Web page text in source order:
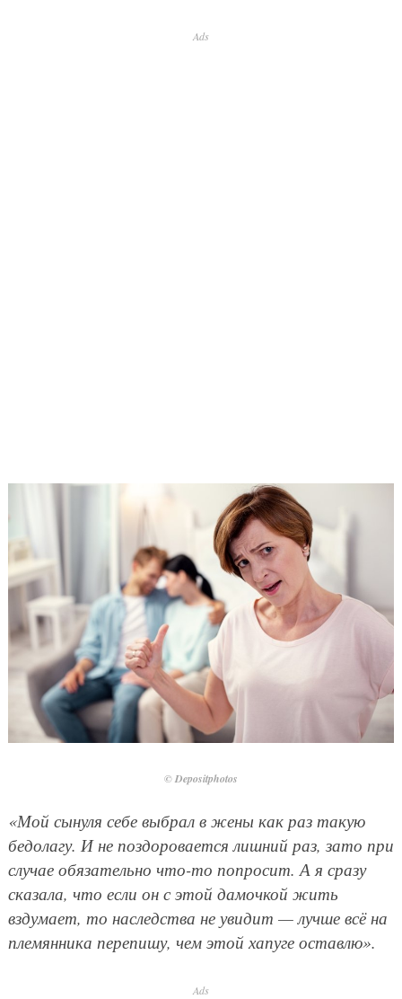
Ads
© Depositphotos
«Мой сынуля себе выбрал в жены как раз такую
бедолагу. И не поздоровается лишний раз, зато при
случае обязательно что-то попросит. А я сразу
сказала, что если он с этой дамочкой жить
вздумает, то наследства не увидит — лучше всё на
племянника перепишу, чем этой хапуге оставлю».
Ads